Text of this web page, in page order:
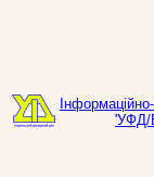
'УФД/